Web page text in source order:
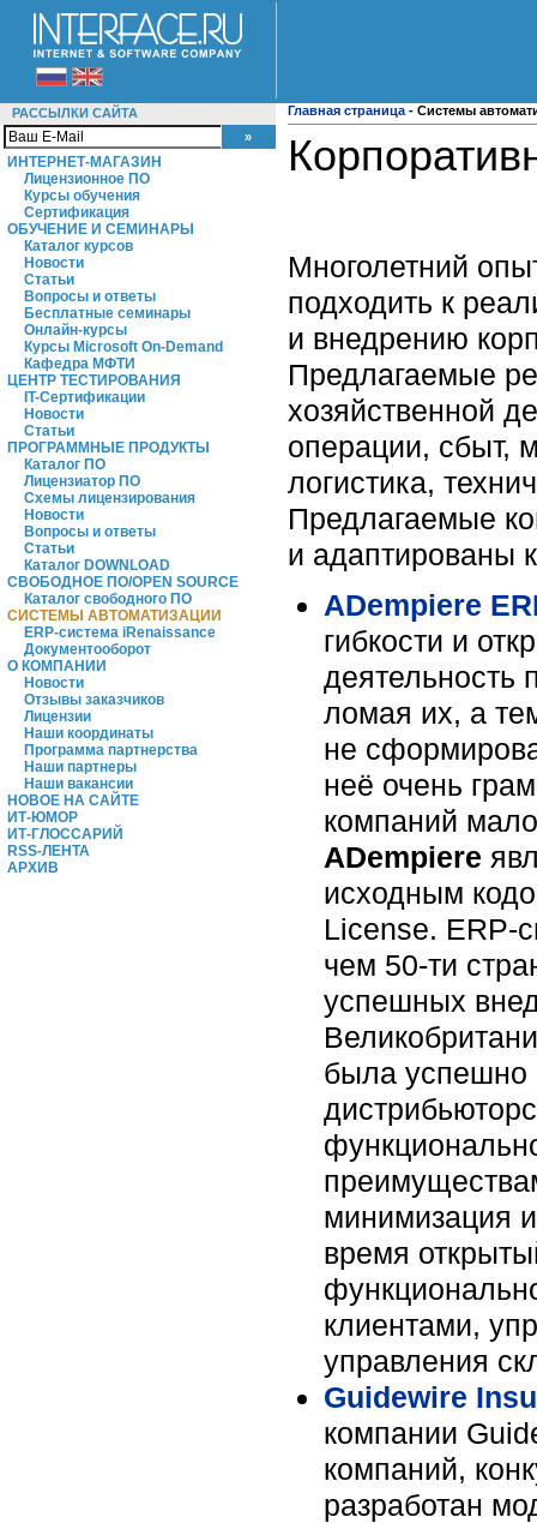
РАССЫЛКИ САЙТА
ИНТЕРНЕТ-МАГАЗИН
Лицензионное ПО
Курсы обучения
Сертификация
ОБУЧЕНИЕ И СЕМИНАРЫ
Каталог курсов
Новости
Статьи
Вопросы и ответы
Бесплатные семинары
Онлайн-курсы
Курсы Microsoft On-Demand
Кафедра МФТИ
ЦЕНТР ТЕСТИРОВАНИЯ
IT-Сертификации
Новости
Статьи
ПРОГРАММНЫЕ ПРОДУКТЫ
Каталог ПО
Лицензиатор ПО
Схемы лицензирования
Новости
Вопросы и ответы
Статьи
Каталог DOWNLOAD
СВОБОДНОЕ ПО/OPEN SOURCE
Каталог свободного ПО
СИСТЕМЫ АВТОМАТИЗАЦИИ
ERP-система iRenaissance
Документооборот
О КОМПАНИИ
Новости
Отзывы заказчиков
Лицензии
Наши координаты
Программа партнерства
Наши партнеры
Наши вакансии
НОВОЕ НА САЙТЕ
ИТ-ЮМОР
ИТ-ГЛОССАРИЙ
RSS-ЛЕНТА
АРХИВ
Главная страница - Системы
Многолетний
подходить к
и внедрению
Предлагаемые
хозяйственной
операции, сбыт,
логистика,
Предлагаемые
и адаптированы
ADempiere
гибкости и
деятельность
ломая их, а
не
неё очень
компаний
ADempiere
исходным
License. ERP-
чем 50-ти
успешных
была успешно
минимизация
время
клиентами,
управления
Guidewire
компании
компаний,
разработан